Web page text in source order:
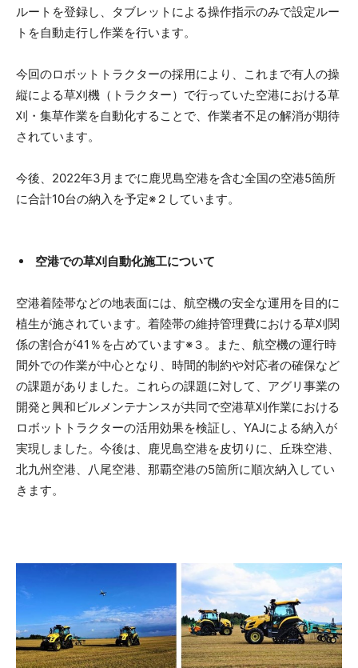
ルートを登録し、タブレットによる操作指示のみで設定ルー
トを自動走行し作業を行います。
今回のロボットトラクターの採用により、これまで有人の操
縦による草刈機（トラクター）で行っていた空港における草
刈・集草作業を自動化することで、作業者不足の解消が期待
されています。
今後、2022年3月までに鹿児島空港を含む全国の空港5箇所
に合計10台の納入を予定※２しています。
空港での草刈自動化施工について
空港着陸帯などの地表面には、航空機の安全な運用を目的に
植生が施されています。着陸帯の維持管理費における草刈関
係の割合が41％を占めています※３。また、航空機の運行時
間外での作業が中心となり、時間的制約や対応者の確保など
の課題がありました。これらの課題に対して、アグリ事業の
開発と興和ビルメンテナンスが共同で空港草刈作業における
ロボットトラクターの活用効果を検証し、YAJによる納入が
実現しました。今後は、鹿児島空港を皮切りに、丘珠空港、
北九州空港、八尾空港、那覇空港の5箇所に順次納入してい
きます。